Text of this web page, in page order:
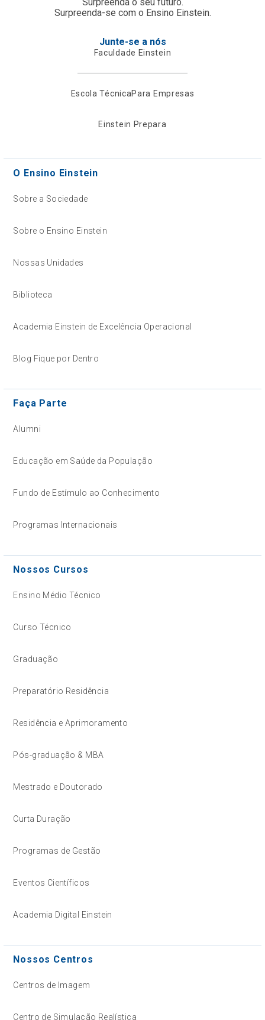
Surpreenda-se com o Ensino Einstein.
Junte-se a nós
Faculdade Einstein
Escola TécnicaPara Empresas
Einstein Prepara
O Ensino Einstein
Sobre a Sociedade
Sobre o Ensino Einstein
Nossas Unidades
Biblioteca
Academia Einstein de Excelência Operacional
Blog Fique por Dentro
Faça Parte
Alumni
Educação em Saúde da População
Fundo de Estímulo ao Conhecimento
Programas Internacionais
Nossos Cursos
Ensino Médio Técnico
Curso Técnico
Graduação
Preparatório Residência
Residência e Aprimoramento
Pós-graduação & MBA
Mestrado e Doutorado
Curta Duração
Programas de Gestão
Eventos Científicos
Academia Digital Einstein
Nossos Centros
Centros de Imagem
Centro de Simulação Realística